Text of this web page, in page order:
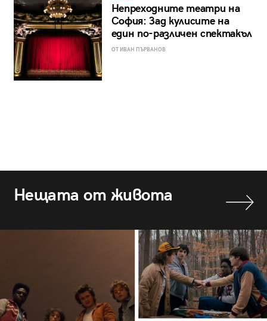
Непреходните театри на
София: Зад кулисите на
един по-различен спектакъл
ОТ ИВАН ПЪРВАНОВ
Нещата от живота